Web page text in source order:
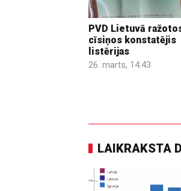
PVD Lietuvā
cīsiņos konstatējis
listērijas
26. marts, 14:43
LAIKRAKSTA